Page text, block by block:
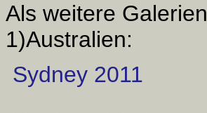
Als weitere
1)Australien:
Sydney 2011